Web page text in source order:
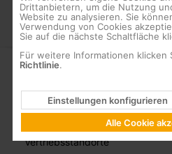
Firmenprofil
Vertriebsstandorte
Drittanbietern, um die Nutzung
Website zu analysieren. Sie
Verwendung von Cookies
Sie auf die nächste Schaltfläche
Für weitere Informationen klicken
Richtlinie.
Einstellungen konfigurieren
Alle Cookie